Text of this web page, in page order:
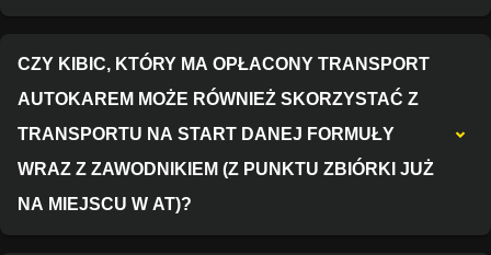
CZY KIBIC, KTÓRY MA OPŁACONY TRANSPORT
AUTOKAREM MOŻE RÓWNIEŻ SKORZYSTAĆ Z
TRANSPORTU NA START DANEJ FORMUŁY
WRAZ Z ZAWODNIKIEM (Z PUNKTU ZBIÓRKI JUŻ
NA MIEJSCU W AT)?